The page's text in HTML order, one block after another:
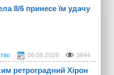
8/6 принесе їм удачу
06.08.2026 3844
ретроградний Хірон